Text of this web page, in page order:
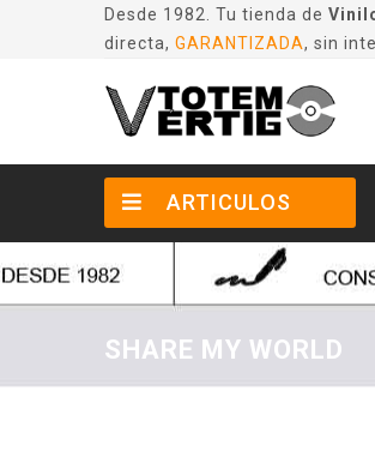
Desde 1982. Tu tienda de
directa, GARANTIZADA, sin
ARTICULOS
SHARE MY WORLD